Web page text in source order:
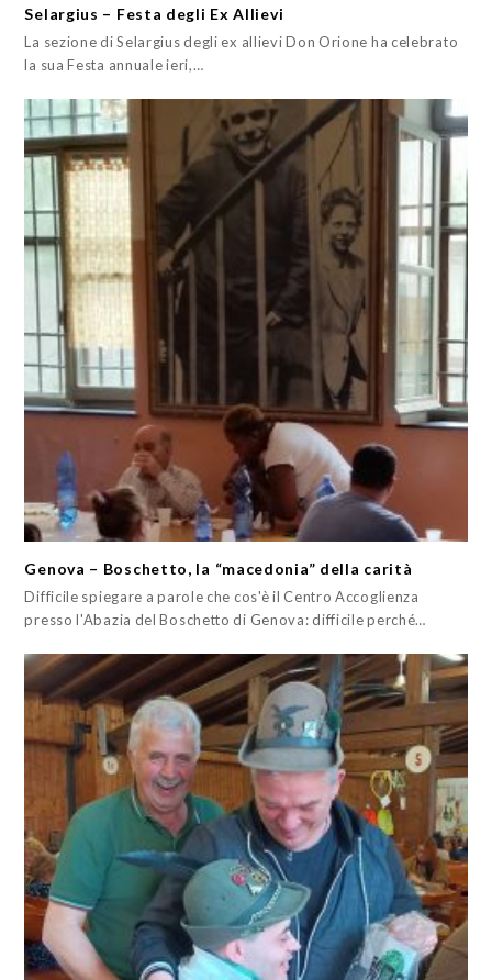
Selargius – Festa degli Ex Allievi
La sezione di Selargius degli ex allievi Don Orione ha celebrato
la sua Festa annuale ieri,…
Genova – Boschetto, la “macedonia” della carità
Difficile spiegare a parole che cos'è il Centro Accoglienza
presso l'Abazia del Boschetto di Genova: difficile perché…